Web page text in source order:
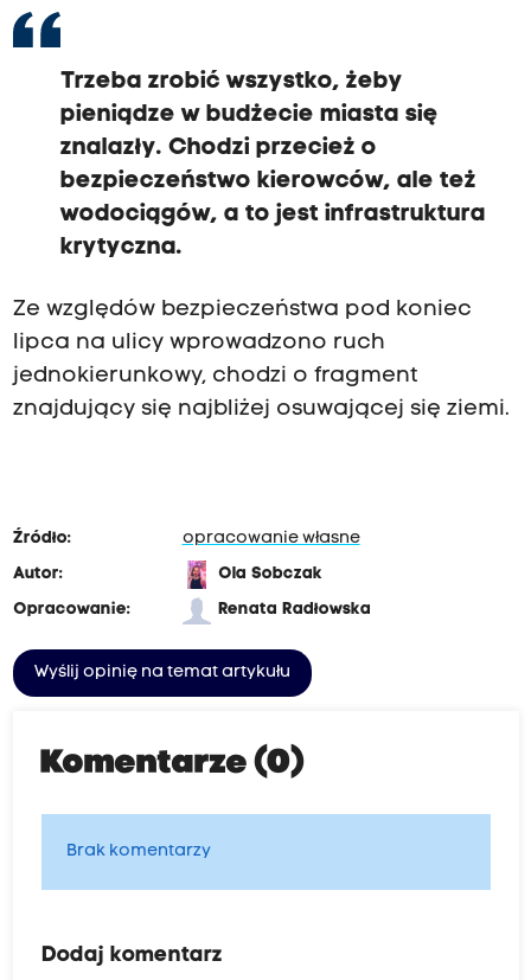
Trzeba zrobić wszystko, żeby
pieniądze w budżecie miasta się
znalazły. Chodzi przecież o
bezpieczeństwo kierowców, ale też
wodociągów, a to jest infrastruktura
krytyczna.
Ze względów bezpieczeństwa pod koniec
lipca na ulicy wprowadzono ruch
jednokierunkowy, chodzi o fragment
znajdujący się najbliżej osuwającej się ziemi.
Źródło:
opracowanie własne
Autor:
Ola Sobczak
Opracowanie:
Renata Radłowska
Wyślij opinię na temat artykułu
Komentarze (0)
Brak komentarzy
Dodaj komentarz